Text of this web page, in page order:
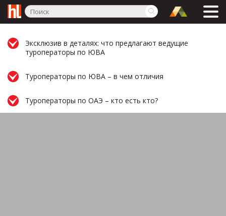
Эксклюзив в деталях: что предлагают ведущие
туроператоры по ЮВА
Туроператоры по ЮВА – в чем отличия
Туроператоры по ОАЭ – кто есть кто?